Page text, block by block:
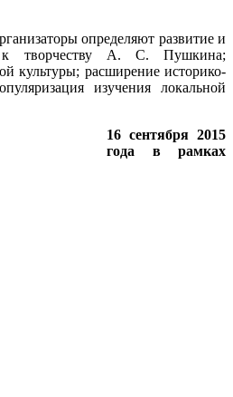
определяют развитие и
к творчеству А. С. Пушкина;
культуры; расширение историко-
изучения локальной
16 сентября 2015
года в рамках